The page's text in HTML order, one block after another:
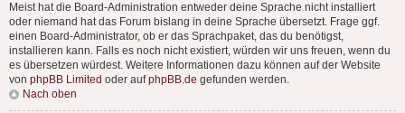
Meist hat die Board-Administration entweder deine Sprache nicht installiert
oder niemand hat das Forum bislang in deine Sprache übersetzt. Frage ggf.
einen Board-Administrator, ob er das Sprachpaket, das du benötigst,
installieren kann. Falls es noch nicht existiert, würden wir uns freuen, wenn du
es übersetzen würdest. Weitere Informationen dazu können auf der Website
von phpBB Limited oder aufphpBB.de gefunden werden.
Nach oben